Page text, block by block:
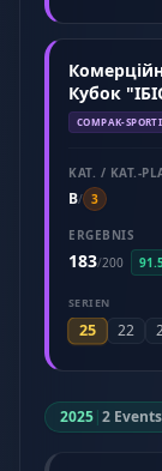
Кубок
COMPAK-
KAT. / KAT.-
B/ 3
ERGEBNIS
183/200
SERIEN
25 22
2025|2 Events